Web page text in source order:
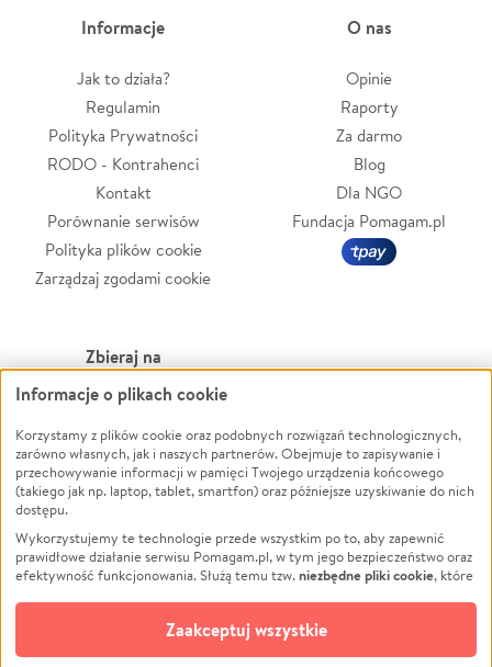
Informacje
Jak to działa?
Regulamin
Polityka Prywatności
RODO - Kontrahenci
Kontakt
Porównanie serwisów
Polityka plików cookie
Zarządzaj zgodami cookie
O nas
Opinie
Raporty
Za darmo
Blog
Dla NGO
Fundacja Pomagam.pl
Zbieraj na
Leczenie
Zwierzęta
Pożar
Ukraina
Pomoc Finansowa
Projekty
Pogrzeb
Społeczność lokalna
Powódź
Wichura
NGO
Edukacja
Podróż
Impreza
Ochrona środowiska
Informacje o plikach cookie
Korzystamy z plików cookie oraz podobnych rozwiązań technologicznych,
zarówno własnych, jak i naszych partnerów. Obejmuje to zapisywanie i
przechowywanie informacji w pamięci Twojego urządzenia końcowego
(takiego jak np. laptop, tablet, smartfon) oraz późniejsze uzyskiwanie do nich
dostępu.
Wykorzystujemy te technologie przede wszystkim po to, aby zapewnić
prawidłowe działanie serwisu Pomagam.pl, w tym jego bezpieczeństwo oraz
efektywność funkcjonowania. Służą temu tzw.niezbędne pliki cookie, które
opcjonalnych plików cookie
technologii do celów analitycznych i retargetingowych. Możesz wyrazić
zgodę na ich stosowanie lub jej odmówić. W dowolnym momencie masz
Zaakceptuj wszystkie